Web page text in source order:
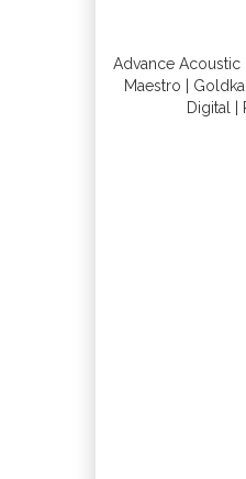
Advance Acoustic
Maestro
Digital